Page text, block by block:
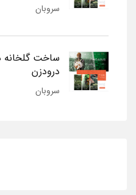
سروبان
ساخت گلخانه
درودزن
سروبان